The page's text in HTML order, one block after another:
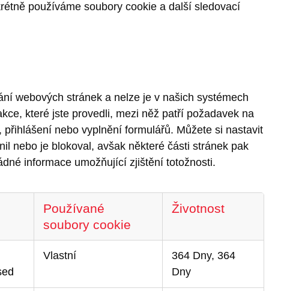
používáme soubory cookie a další sledovací
webových stránek a nelze je v našich systémech
které jste provedli, mezi něž patří požadavek na
nebo vyplnění formulářů. Můžete si nastavit
nebo je blokoval, avšak některé části stránek pak
informace umožňující zjištění totožnosti.
Používané
soubory cookie
Životnost
Vlastní
364 Dny, 364
Dny